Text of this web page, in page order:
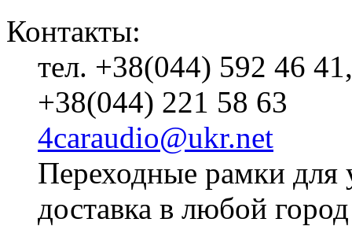
Контакты:
тел. +38(044) 592 46 41,
+38(044) 221 58 63
4caraudio@ukr.net
Переходные рамки для
доставка в любой город